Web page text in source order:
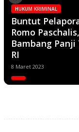
HUKUM KRIMINAL
Buntut
Romo
Bambang
RI
8 Maret 2023